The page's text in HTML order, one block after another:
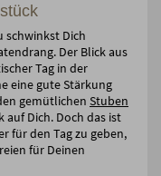
schwinkst Dich
Der Blick aus
Tag in der
eine gute Stärkung
gemütlichen Stuben
Dich. Doch das ist
für den Tag zu geben,
für Deinen